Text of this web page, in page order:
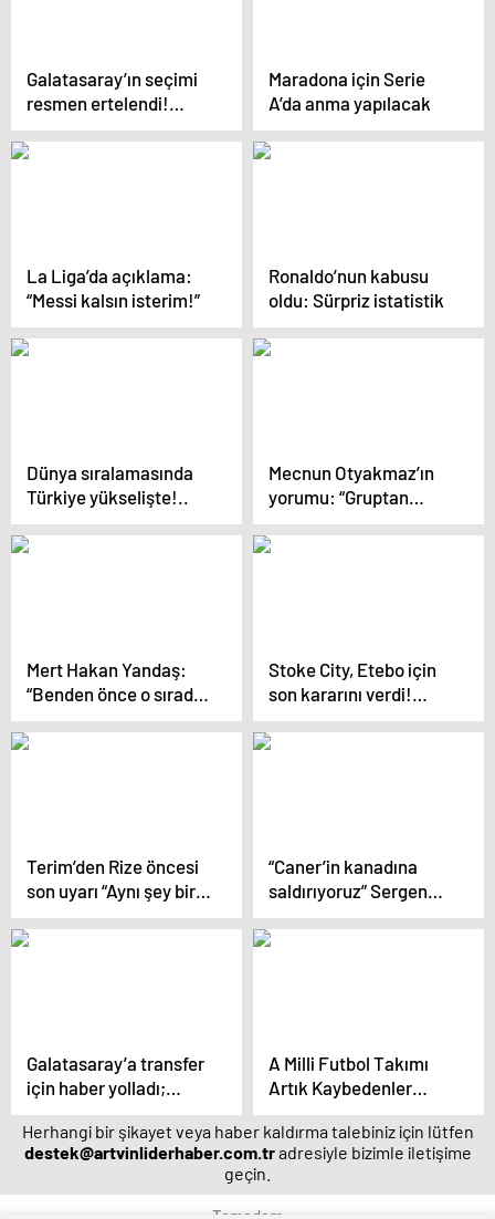
Galatasaray’ın seçimi
resmen ertelendi!…
Maradona için Serie
A’da anma yapılacak
La Liga’da açıklama:
“Messi kalsın isterim!”
Ronaldo’nun kabusu
oldu: Sürpriz istatistik
Dünya sıralamasında
Türkiye yükselişte!..
Mecnun Otyakmaz’ın
yorumu: “Gruptan
neden çıkamayalım?”
Mert Hakan Yandaş:
“Benden önce o sırada
secde yapmış”
Stoke City, Etebo için
son kararını verdi!…
Terim’den Rize öncesi
son uyarı “Aynı şey bir
daha asla olmasın”
“Caner’in kanadına
saldırıyoruz” Sergen
Yalçın’ın hücum
planları
Galatasaray’a transfer
için haber yolladı;
“İsterseniz imza
atarım”
A Milli Futbol Takımı
Artık Kaybedenler
Ligine Düştü
Herhangi bir şikayet veya haber kaldırma talebiniz için lütfen
destek@artvinliderhaber.com.tradresiyle bizimle iletişime
geçin.